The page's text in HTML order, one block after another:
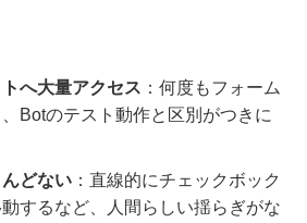
へ大量アクセス ：何度もフォーム
Botのテスト動作と区別がつきに
どない ：直線的にチェックボック
するなど、人間らしい揺らぎがな